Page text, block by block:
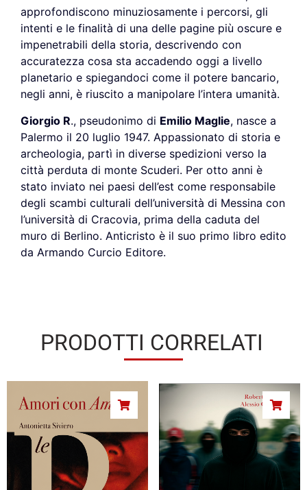
approfondiscono minuziosamente i percorsi, gli
intenti e le finalità di una delle pagine più oscure e
impenetrabili della storia, descrivendo con
accuratezza cosa sta accadendo oggi a livello
planetario e spiegandoci come il potere bancario,
negli anni, è riuscito a manipolare l’intera umanità.
Giorgio R., pseudonimo di Emilio Maglie, nasce a
Palermo il 20 luglio 1947. Appassionato di storia e
archeologia, partì in diverse spedizioni verso la
città perduta di monte Scuderi. Per otto anni è
stato inviato nei paesi dell’est come responsabile
degli scambi culturali dell’università di Messina con
l’università di Cracovia, prima della caduta del
muro di Berlino. Anticristo è il suo primo libro edito
da Armando Curcio Editore.
PRODOTTI CORRELATI